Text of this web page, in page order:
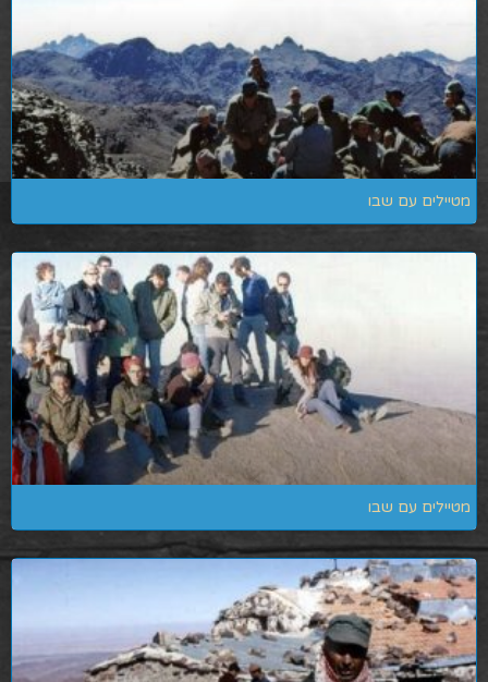
מטיילים עם שבו
מטיילים עם שבו